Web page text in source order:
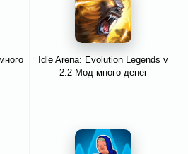
Idle Arena: Evolution Legends v
2.2 Мод много денег